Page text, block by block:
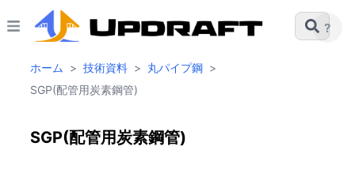
?
ホーム > 技術資料 > 丸パイプ鋼 >
SGP(配管用炭素鋼管)
SGP(配管用炭素鋼管)